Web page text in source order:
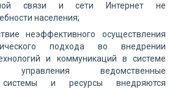
связи и сети Интернет не
населения;
неэффективного осуществления
подхода во внедрении
и коммуникаций в системе
управления ведомственные
системы и ресурсы внедряются